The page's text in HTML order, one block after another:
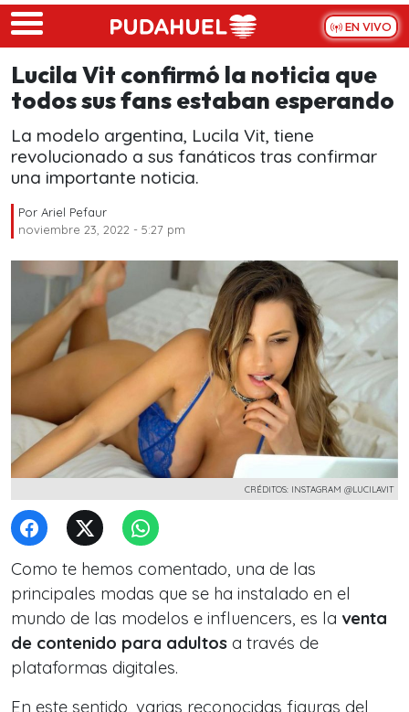
Skip to main content
EN VIVO
Lucila Vit confirmó la noticia que
todos sus fans estaban esperando
La modelo argentina, Lucila Vit, tiene
revolucionado a sus fanáticos tras confirmar
una importante noticia.
Por Ariel Pefaur
noviembre 23, 2022 - 5:27 pm
CRÉDITOS: INSTAGRAM @LUCILAVIT
Como te hemos comentado, una de las
principales modas que se ha instalado en el
mundo de las modelos e influencers, es la venta
de contenido para adultos a través de
plataformas digitales.
En este sentido, varias reconocidas figuras del